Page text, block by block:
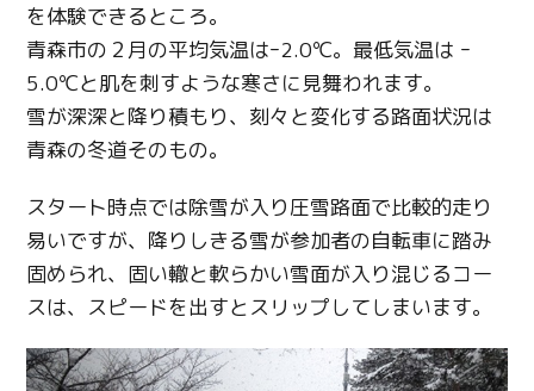
を体験できるところ。
青森市の２月の平均気温はｰ2.0℃。最低気温は ｰ
5.0℃と肌を刺すような寒さに見舞われます。
雪が深深と降り積もり、刻々と変化する路面状況は
青森の冬道そのもの。
スタート時点では除雪が入り圧雪路面で比較的走り
易いですが、降りしきる雪が参加者の自転車に踏み
固められ、固い轍と軟らかい雪面が入り混じるコー
スは、スピードを出すとスリップしてしまいます。